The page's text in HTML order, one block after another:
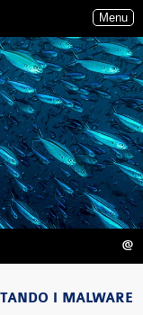
Menu
@
I MALWARE